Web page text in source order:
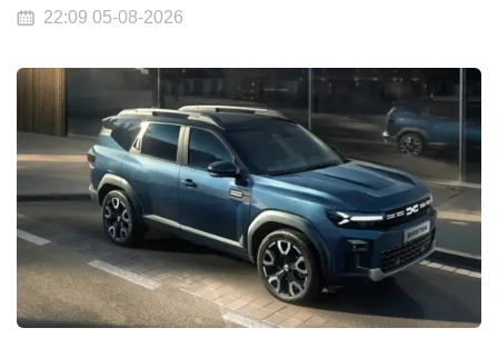
22:09 05-08-2026